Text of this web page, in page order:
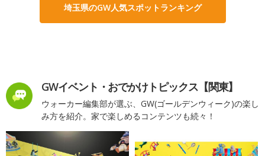
埼玉県のGW人気スポットランキング
GWイベント・おでかけトピックス【関東】
ウォーカー編集部が選ぶ、GW(ゴールデンウィーク)の楽し
み方を紹介。家で楽しめるコンテンツも続々！